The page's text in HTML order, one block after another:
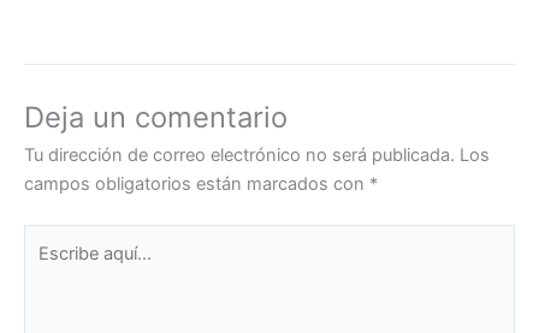
Deja un comentario
Tu dirección de correo electrónico no será publicada. Los
campos obligatorios están marcados con *
aquí...